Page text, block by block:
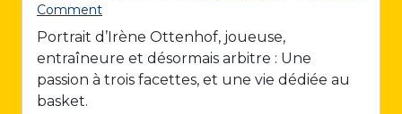
Comment
Portrait d’Irène Ottenhof, joueuse,
entraîneure et désormais arbitre : Une
passion à trois facettes, et une vie dédiée au
basket.